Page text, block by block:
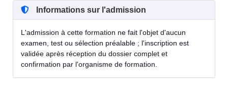
Informations sur l'admission
L'admission à cette formation ne fait l'objet d'aucun
examen, test ou sélection préalable ; l'inscription est
validée après réception du dossier complet et
confirmation par l'organisme de formation.